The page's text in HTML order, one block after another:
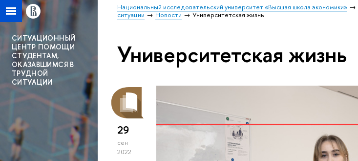
Национальный исследовательский университет «Высшая школа экономики»
ситуации
Новости Университетская жизнь
СИТУАЦИОННЫЙ
ЦЕНТР ПОМОЩИ
СТУДЕНТАМ,
ОКАЗАВШИМСЯ В
ТРУДНОЙ
СИТУАЦИИ
Университетская жизнь
29
сен
2022